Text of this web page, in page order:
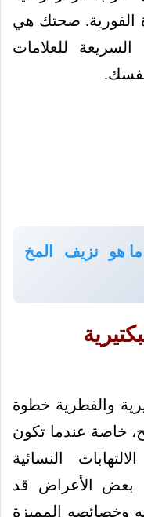
الفورية. صحتك هي
السريعة للعلامات
نفسك.
ما هو نزيف المخ
والفطرية خطوة
خاصة عندما تكون
النسائية
بعض الأعراض قد
وخصائصه المميزة